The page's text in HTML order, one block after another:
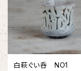
白萩ぐい呑 NO1